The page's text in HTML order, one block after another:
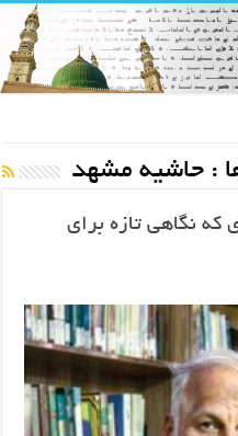
: حاشیه مشهد
که نگاهی تازه برای